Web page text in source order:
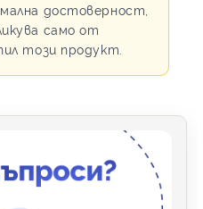
достоверност,
само от
този продукт.